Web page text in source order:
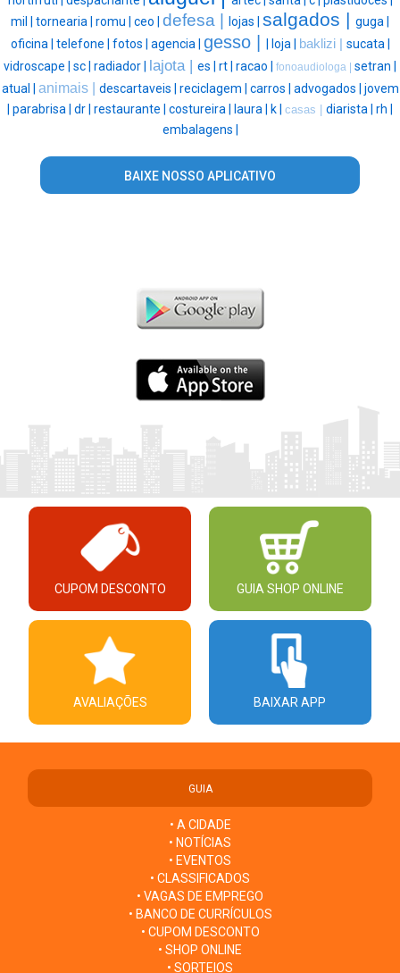
mil | tornearia | romu | ceo | defesa | lojas | salgados | guga |
oficina | telefone | fotos | agencia | gesso | loja | baklizi | sucata |
vidroscape | sc | radiador | lajota | es | rt | racao | fonoaudiologa | setran |
atual | animais | descartaveis | reciclagem | carros | advogados | jovem
parabrisa | dr | restaurante | costureira | laura | k | casas | diarista | rh |
embalagens |
BAIXE NOSSO APLICATIVO
CUPOM DESCONTO GUIA SHOP ONLINE
AVALIAÇÕES BAIXAR APP
GUIA
• A CIDADE
• NOTÍCIAS
• EVENTOS
• CLASSIFICADOS
• VAGAS DE EMPREGO
• BANCO DE CURRÍCULOS
• CUPOM DESCONTO
• SHOP ONLINE
• SORTEIOS